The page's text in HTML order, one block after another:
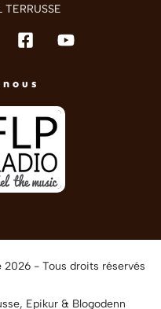
- Tous droits réservés
Epikur & Blogodenn